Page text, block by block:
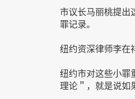
市议长马丽桃提出
罪记录。
纽约资深律师李在
纽约市对这些小罪
理论＂，就是说如